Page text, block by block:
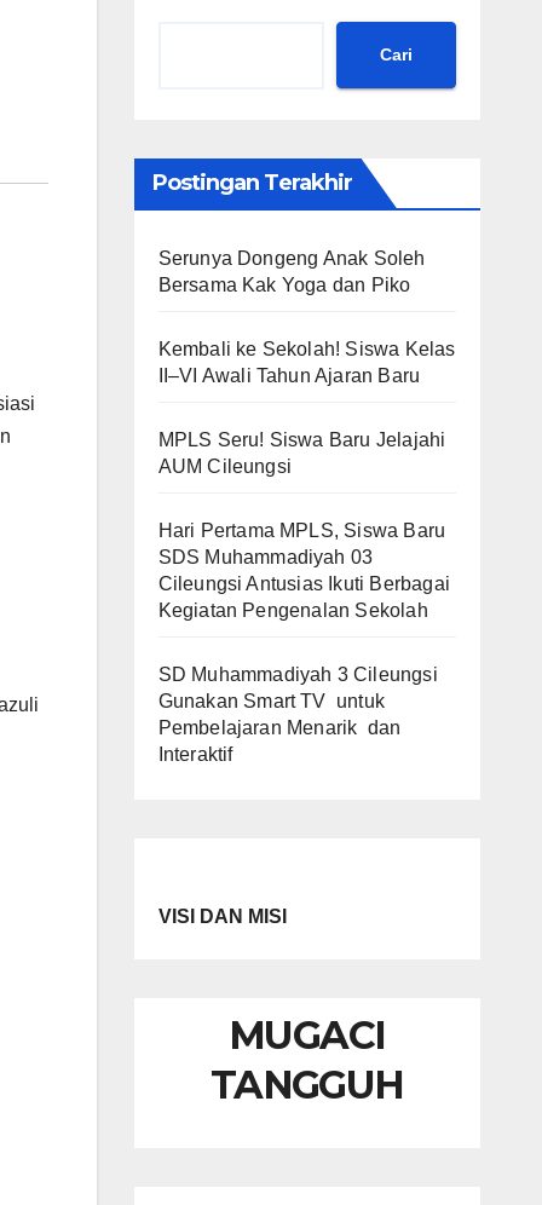
Cari
Postingan Terakhir
Serunya Dongeng Anak Soleh
Bersama Kak Yoga dan Piko
Kembali ke Sekolah! Siswa Kelas
II–VI Awali Tahun Ajaran Baru
MPLS Seru! Siswa Baru Jelajahi
AUM Cileungsi
Hari Pertama MPLS, Siswa Baru
SDS Muhammadiyah 03
Cileungsi Antusias Ikuti Berbagai
Kegiatan Pengenalan Sekolah
SD Muhammadiyah 3 Cileungsi
Gunakan Smart TV untuk
Pembelajaran Menarik dan
Interaktif
VISI DAN MISI
MUGACI
TANGGUH